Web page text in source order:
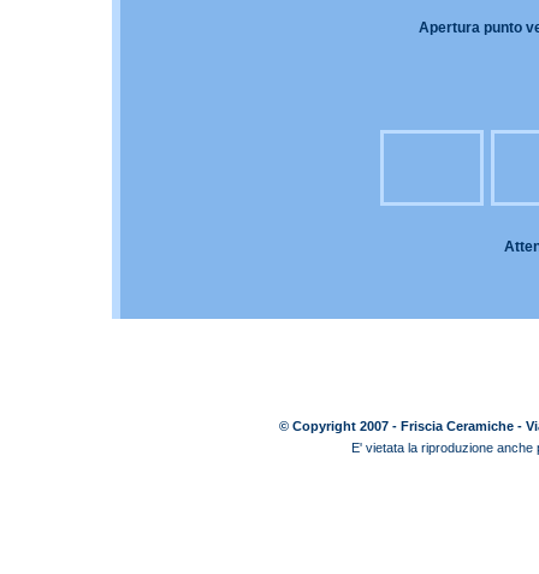
Apertura punto
© Copyright 2007 - Friscia Ceramiche -
E' vietata la riproduzione anche